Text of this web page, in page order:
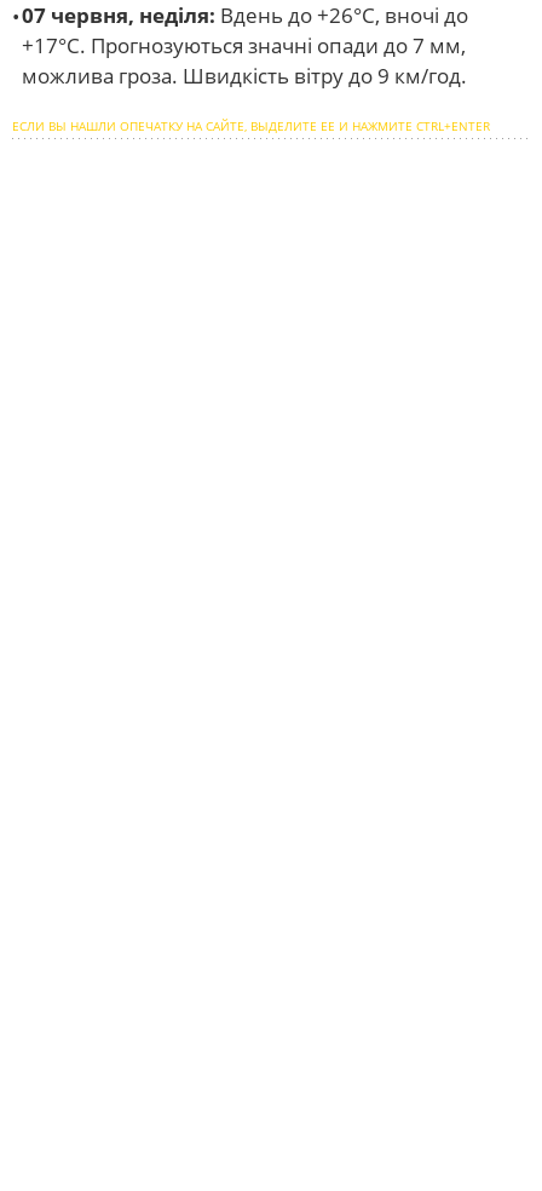
07 червня, неділя: Вдень до +26°С, вночі до
+17°С. Прогнозуються значні опади до 7 мм,
можлива гроза. Швидкість вітру до 9 км/год.
ЕСЛИ ВЫ НАШЛИ ОПЕЧАТКУ НА САЙТЕ, ВЫДЕЛИТЕ ЕЕ И НАЖМИТЕ CTRL+ENTER